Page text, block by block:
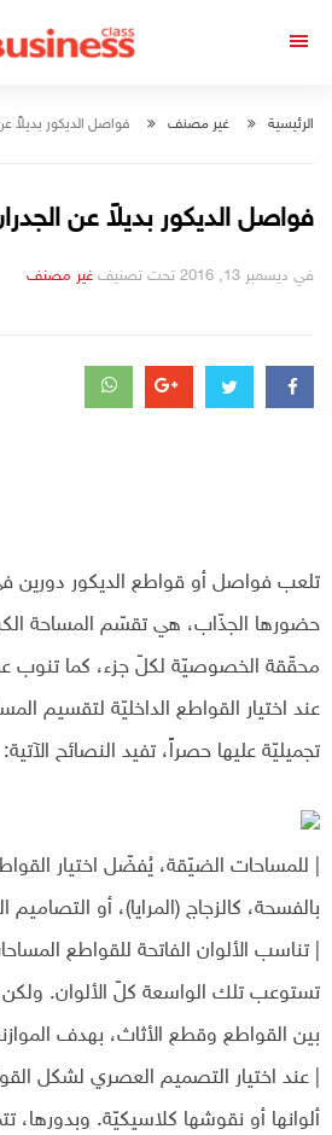
الرئيسية غير مصنف فواصل الديكور بديلاً
فواصل الديكور بديلاً عن
في ديسمبر 13, 2016 تحت تصنيف التصانيف
غير مصنف
تلعب فواصل أو قواطع الديكور دورين
حضورها الجذّاب، هي تقسّم المساحة
محقّقة الخصوصيّة لكلّ جزء، كما تنوب عن
عند اختيار القواطع الداخليّة لتقسيم
تجميليّة عليها حصراً، تفيد النصائح الآتية:
| للمساحات الضيّقة، يُفضّل اختيار
بالفسحة، كالزجاج (المرايا)، أو التصاميم
| تناسب الألوان الفاتحة للقواطع
تستوعب تلك الواسعة كلّ الألوان.
بين القواطع وقطع الأثاث، بهدف
| عند اختيار التصميم العصري لشكل
ألوانها أو نقوشها كلاسيكيّة. وبدورها،